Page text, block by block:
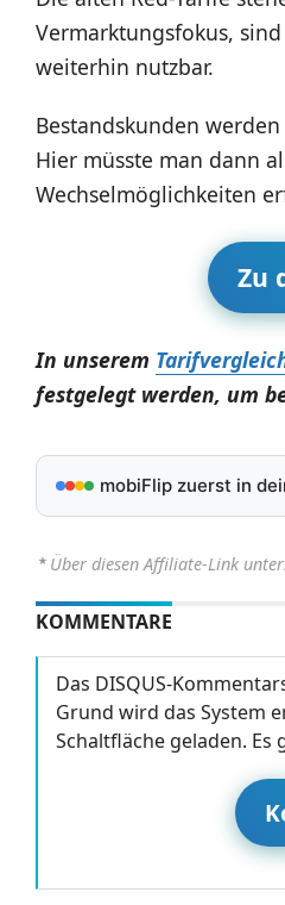
Vermarktungsfokus,
weiterhin nutzbar.
Bestandskunden werden
Hier müsste man dann
Wechselmöglichkeiten
Zu
In unserem
festgelegt werden, um
mobiFlip zuerst in
⋆ Über diesen Affiliate-Link
KOMMENTARE
Das DISQUS-
Grund wird das System
Schaltfläche geladen. Es